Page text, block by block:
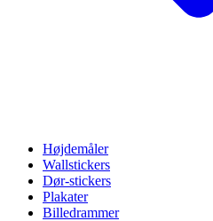
Højdemåler
Wallstickers
Dør-stickers
Plakater
Billedrammer